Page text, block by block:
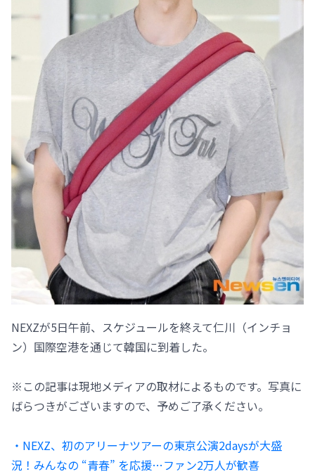
NEXZが5日午前、スケジュールを終えて仁川（インチョ
ン）国際空港を通じて韓国に到着した。
※この記事は現地メディアの取材によるものです。写真に
ばらつきがございますので、予めご了承ください。
・NEXZ、初のアリーナツアーの東京公演2daysが大盛
況！みんなの “青春” を応援…ファン2万人が歓喜